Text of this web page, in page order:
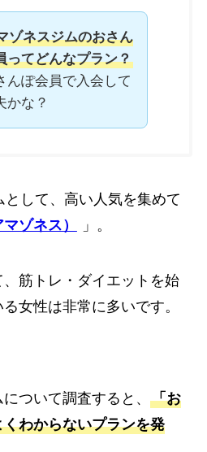
ゾネスジムのおさん
ってどんなプラン？
んぽ会員で入会して
かな？
して、高い人気を集めて
ゾネス） 」。
筋トレ・ダイエットを始
女性は非常に多いです。
ついて調査すると、 「お
わからないプランを発